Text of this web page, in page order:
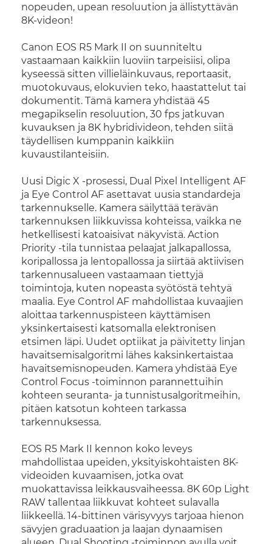
nopeuden, upean resoluution ja ällistyttävän
8K-videon!
Canon EOS R5 Mark II on suunniteltu
vastaamaan kaikkiin luoviin tarpeisiisi, olipa
kyseessä sitten villieläinkuvaus, reportaasit,
muotokuvaus, elokuvien teko, haastattelut tai
dokumentit. Tämä kamera yhdistää 45
megapikselin resoluution, 30 fps jatkuvan
kuvauksen ja 8K hybridivideon, tehden siitä
täydellisen kumppanin kaikkiin
kuvaustilanteisiin.
Uusi Digic X -prosessi, Dual Pixel Intelligent AF
ja Eye Control AF asettavat uusia standardeja
tarkennukselle. Kamera säilyttää terävän
tarkennuksen liikkuvissa kohteissa, vaikka ne
hetkellisesti katoaisivat näkyvistä. Action
Priority -tila tunnistaa pelaajat jalkapallossa,
koripallossa ja lentopallossa ja siirtää aktiivisen
tarkennusalueen vastaamaan tiettyjä
toimintoja, kuten nopeasta syötöstä tehtyä
maalia. Eye Control AF mahdollistaa kuvaajien
aloittaa tarkennuspisteen käyttämisen
yksinkertaisesti katsomalla elektronisen
etsimen läpi. Uudet optiikat ja päivitetty linjan
havaitsemisalgoritmi lähes kaksinkertaistaa
havaitsemisnopeuden. Kamera yhdistää Eye
Control Focus -toiminnon parannettuihin
kohteen seuranta- ja tunnistusalgoritmeihin,
pitäen katsotun kohteen tarkassa
tarkennuksessa.
EOS R5 Mark II kennon koko leveys
mahdollistaa upeiden, yksityiskohtaisten 8K-
videoiden kuvaamisen, jotka ovat
muokattavissa leikkausvaiheessa. 8K 60p Light
RAW tallentaa liikkuvat kohteet sulavalla
liikkeellä. 14-bittinen värisyvyys tarjoaa hienon
sävyjen graduaation ja laajan dynaamisen